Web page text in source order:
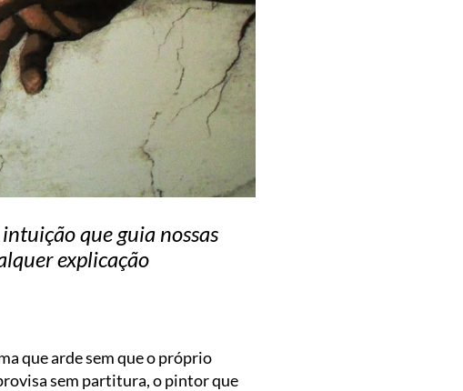
que guia nossas
explicação
que arde sem que o próprio
sem partitura, o pintor que